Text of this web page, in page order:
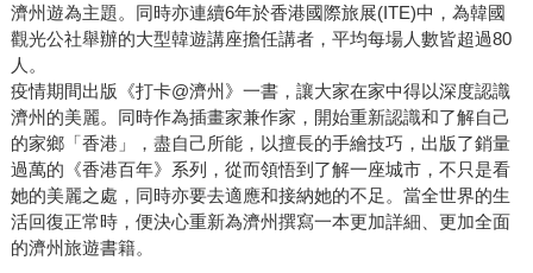
濟州遊為主題。同時亦連續6年於香港國際旅展(ITE)中，為韓國
觀光公社舉辦的大型韓遊講座擔任講者，平均每場人數皆超過80
人。
疫情期間出版《打卡@濟州》一書，讓大家在家中得以深度認識
濟州的美麗。同時作為插畫家兼作家，開始重新認識和了解自己
的家鄉「香港」，盡自己所能，以擅長的手繪技巧，出版了銷量
過萬的《香港百年》系列，從而領悟到了解一座城市，不只是看
她的美麗之處，同時亦要去適應和接納她的不足。當全世界的生
活回復正常時，便決心重新為濟州撰寫一本更加詳細、更加全面
的濟州旅遊書籍。